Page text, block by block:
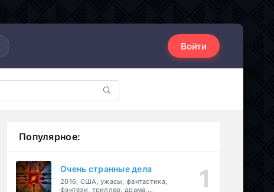
Войти
Популярное:
Очень странные дела
2016, США, ужасы, фантастика,
фэнтези, триллер, драма,